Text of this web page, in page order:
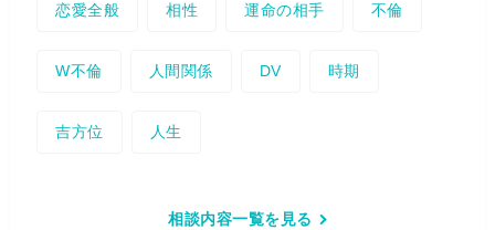
恋愛全般 相性 運命の相手 不倫
W不倫 人間関係 DV 時期
吉方位 人生
相談内容一覧を見る